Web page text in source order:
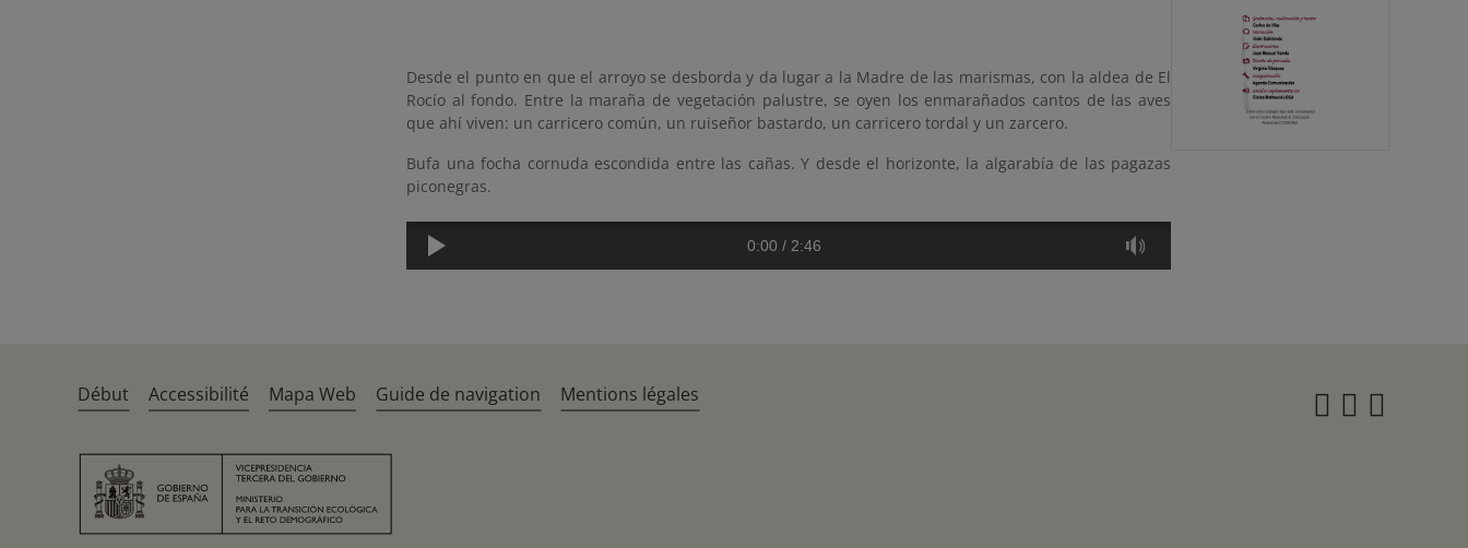
Desde el punto en que el arroyo se desborda y da lugar a la Madre de las marismas, con la aldea de El
Rocío al fondo. Entre la maraña de vegetación palustre, se oyen los enmarañados cantos de las aves
que ahí viven: un carricero común, un ruiseñor bastardo, un carricero tordal y un zarcero.
Bufa una focha cornuda escondida entre las cañas. Y desde el horizonte, la algarabía de las pagazas
piconegras.
0:00 / 2:46
Début Accessibilité Mapa Web Guide de navigation Mentions légales Twitter